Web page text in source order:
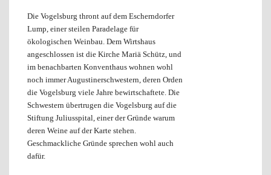
Die Vogelsburg thront auf dem Escherndorfer
Lump, einer steilen Paradelage für
ökologischen Weinbau. Dem Wirtshaus
angeschlossen ist die Kirche Mariä Schütz, und
im benachbarten Konventhaus wohnen wohl
noch immer Augustinerschwestern, deren Orden
die Vogelsburg viele Jahre bewirtschaftete. Die
Schwestern übertrugen die Vogelsburg auf die
Stiftung Juliusspital, einer der Gründe warum
deren Weine auf der Karte stehen.
Geschmackliche Gründe sprechen wohl auch
dafür.